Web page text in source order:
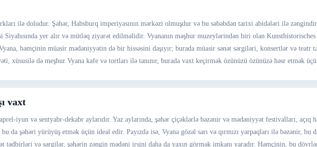
ilə doludur. Şəhər, Habsburq imperiyasının mərkəzi olmuşdur və bu səbəbdən tarixi abidələri ilə
yer alır və mütləq ziyarət edilməlidir. Vyananın məşhur muzeylərindən biri olan
həmçinin müasir mədəniyyətin də bir hissəsini daşıyır; burada müasir sənət sərgiləri, konsertlər və teatr
xüsusilə də meşhur Vyana kafe və tortları ilə tanınır, burada vaxt keçirmək özünüzü özünüzə həsr etmək
vaxt
iyun və sentyabr-dekabr aylarıdır. Yaz aylarında, şəhər çiçəklərlə bəzənir və mədəniyyət festivalları, açıq
da şəhəri yürüyüş etmək üçün ideal edir. Payızda isə, Vyana gözəl sarı və qırmızı yarpaqları ilə bəzənir, bu
tədbirləri və sərgilər, şəhərin zəngin mədəni irsini daha da yaxın görmək imkanı yaradır. Həmçinin, bu